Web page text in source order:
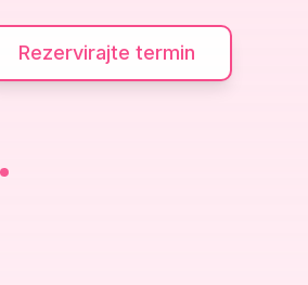
Rezervirajte termin